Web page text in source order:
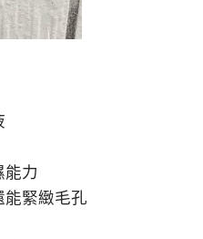
能力
能緊緻毛孔